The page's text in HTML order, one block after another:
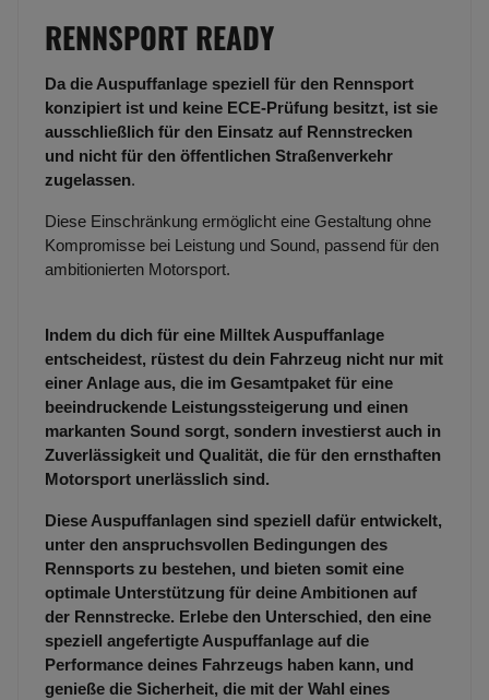
RENNSPORT READY
Da die Auspuffanlage speziell für den Rennsport
konzipiert ist und keine ECE-Prüfung besitzt, ist sie
ausschließlich für den Einsatz auf Rennstrecken
und nicht für den öffentlichen Straßenverkehr
zugelassen.
Diese Einschränkung ermöglicht eine Gestaltung ohne
Kompromisse bei Leistung und Sound, passend für den
ambitionierten Motorsport.
Indem du dich für eine Milltek Auspuffanlage
entscheidest, rüstest du dein Fahrzeug nicht nur mit
einer Anlage aus, die im Gesamtpaket für eine
beeindruckende Leistungssteigerung und einen
markanten Sound sorgt, sondern investierst auch in
Zuverlässigkeit und Qualität, die für den ernsthaften
Motorsport unerlässlich sind.
Diese Auspuffanlagen sind speziell dafür entwickelt,
unter den anspruchsvollen Bedingungen des
Rennsports zu bestehen, und bieten somit eine
optimale Unterstützung für deine Ambitionen auf
der Rennstrecke. Erlebe den Unterschied, den eine
speziell angefertigte Auspuffanlage auf die
Performance deines Fahrzeugs haben kann, und
genieße die Sicherheit, die mit der Wahl eines